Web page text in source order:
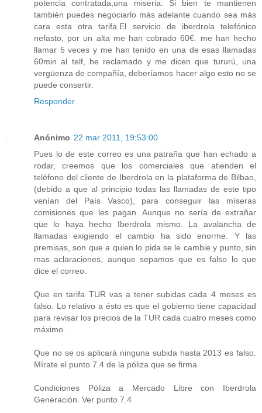
potencia contratada,una miseria. Si bien te mantienen
también puedes negociarlo más adelante cuando sea más
cara esta otra tarifa.El servicio de iberdrola telefónico
nefasto, por un alta me han cobrado 60€. me han hecho
llamar 5 veces y me han tenido en una de esas llamadas
60min al telf, he reclamado y me dicen que tururú, una
vergüenza de compañía, deberíamos hacer algo esto no se
puede consertir.
Responder
Anónimo 22 mar 2011, 19:53:00
Pues lo de este correo es una patraña que han echado a
rodar, creemos que los comerciales que atienden el
teléfono del cliente de Iberdrola en la plataforma de Bilbao,
(debido a que al principio todas las llamadas de este tipo
venían del País Vasco), para conseguir las míseras
comisiones que les pagan. Aunque no sería de extrañar
que lo haya hecho Iberdrola mismo. La avalancha de
llamadas exigiendo el cambio ha sido enorme. Y las
premisas, son que a quien lo pida se le cambie y punto, sin
mas aclaraciones, aunque sepamos que es falso lo que
dice el correo.
Que en tarifa TUR vas a tener subidas cada 4 meses es
falso. Lo relativo a ésto es que el gobierno tiene capacidad
para revisar los precios de la TUR cada cuatro meses como
máximo.
Que no se os aplicará ninguna subida hasta 2013 es falso.
Mírate el punto 7.4 de la póliza que se firma
Condiciones Póliza a Mercado Libre con Iberdrola
Generación. Ver punto 7.4